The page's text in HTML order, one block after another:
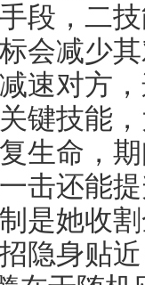
段，二
会减少
速对方
键技能
生命，
击还能
是她收
隐身贴